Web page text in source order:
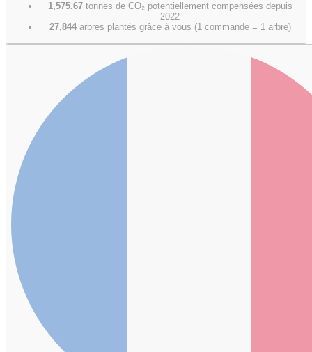
1,575.67tonnes de CO₂ potentiellement compensées depuis
2022
27,844 arbres plantés grâce à vous (1 commande = 1 arbre)